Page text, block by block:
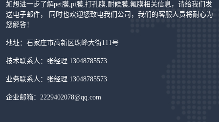
如想进一步了解pet膜,pi膜,打孔膜,耐候膜,氟膜相关信息，请给我们发
送电子邮件， 同时也欢迎您致电我们公司，我们的客服人员将耐心为
您解答！
地址：石家庄市高新区珠峰大街111号
技术联系人：张经理 13048785573
业务联系人：张经理 13048785573
企业邮箱：2229402078@qq.com